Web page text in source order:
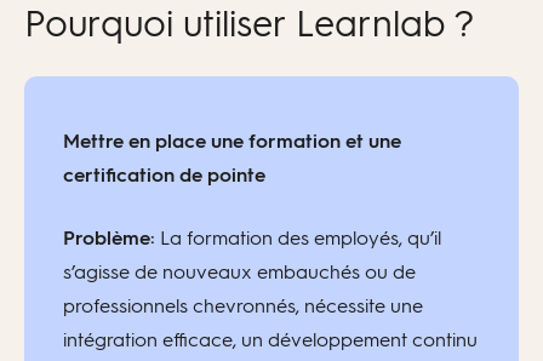
Pourquoi utiliser Learnlab ?
Mettre en place une formation et une
certification de pointe
Problème: La formation des employés, qu’il
s’agisse de nouveaux embauchés ou de
professionnels chevronnés, nécessite une
intégration efficace, un développement continu